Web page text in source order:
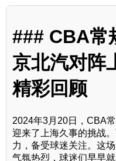
### CBA常
京北汽对阵
精彩回顾
2024年3月20日，CBA
迎来了上海久事的挑战
力，备受球迷关注。这
气氛热烈，球迷们早早